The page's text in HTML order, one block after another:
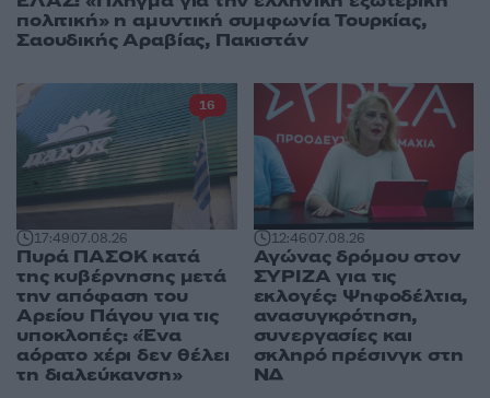
πολιτική» η αμυντική συμφωνία Τουρκίας,
Σαουδικής Αραβίας, Πακιστάν
17:4907.08.26
Πυρά ΠΑΣΟΚ κατά
της κυβέρνησης μετά
την απόφαση του
Αρείου Πάγου για τις
υποκλοπές: «Ένα
αόρατο χέρι δεν θέλει
τη διαλεύκανση»
16
12:4607.08.26
Αγώνας δρόμου στον
ΣΥΡΙΖΑ για τις
εκλογές: Ψηφοδέλτια,
ανασυγκρότηση,
συνεργασίες και
σκληρό πρέσινγκ στη
ΝΔ